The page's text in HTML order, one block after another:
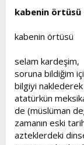
kabenin örtüsü
kabenin örtüsü
selam kardeşim,
soruna bildiğim
bilgiyi
atatürkün
de (müslüman
zamanın eski
azteklerdeki